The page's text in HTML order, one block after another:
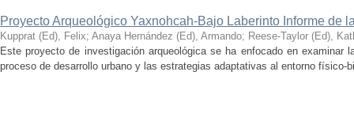
Proyecto Arqueológico Yaxnohcah-Bajo Laberinto Informe de
Kupprat (Ed), Felix; Anaya Hernández (Ed), Armando; Reese-Taylor (Ed),
Este proyecto de investigación arqueológica se ha enfocado en examinar
proceso de desarrollo urbano y las estrategias adaptativas al entorno físico-